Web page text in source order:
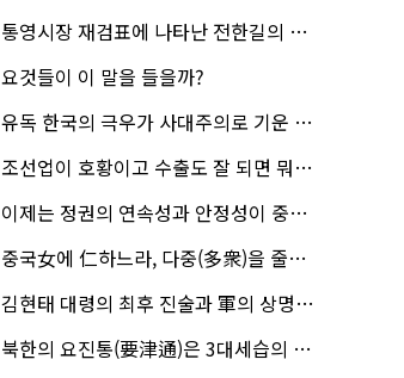
통영시장 재검표에 나타난 전한길의 무
요것들이 이 말을 들을까?
유독 한국의 극우가 사대주의로 기운 이
조선업이 호황이고 수출도 잘 되면 뭐하
이제는 정권의 연속성과 안정성이 중요
중국女에 仁하느라, 다중(多衆)을 줄세
김현태 대령의 최후 진술과 軍의 상명하
북한의 요진통(要津通)은 3대세습의 사